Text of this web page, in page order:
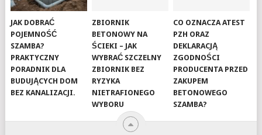
JAK DOBRAĆ
POJEMNOŚĆ
SZAMBA?
PRAKTYCZNY
PORADNIK DLA
BUDUJĄCYCH DOM
BEZ KANALIZACJI.
ZBIORNIK
BETONOWY NA
ŚCIEKI – JAK
WYBRAĆ SZCZELNY
ZBIORNIK BEZ
RYZYKA
NIETRAFIONEGO
WYBORU
CO OZNACZA ATEST
PZH ORAZ
DEKLARACJĄ
ZGODNOŚCI
PRODUCENTA PRZED
ZAKUPEM
BETONOWEGO
SZAMBA?